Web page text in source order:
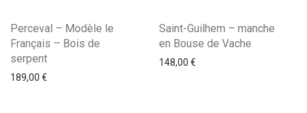
Perceval – Modèle le
Français – Bois de
serpent
189,00 €
Saint-Guilhem – manche
en Bouse de Vache
148,00 €